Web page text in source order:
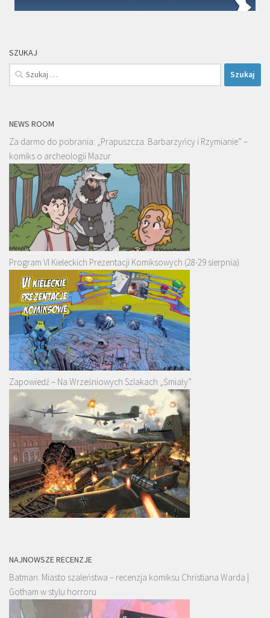
SZUKAJ
Szukaj:
NEWS ROOM
Za darmo do pobrania: „Prapuszcza. Barbarzyńcy i Rzymianie” –
komiks o archeologii Mazur
Program VI Kieleckich Prezentacji Komiksowych (28-29 sierpnia)
Zapowiedź – Na Wrześniowych Szlakach „Śmiały”
NAJNOWSZE RECENZJE
Batman. Miasto szaleństwa – recenzja komiksu Christiana Warda |
Gotham w stylu horroru